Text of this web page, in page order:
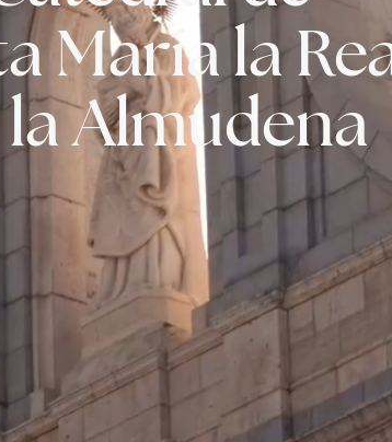
María la
la Almudena